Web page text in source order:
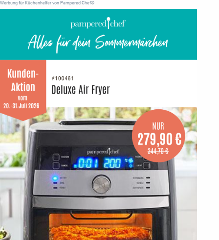
Werbung für Küchenhelfer von Pampered Chef®